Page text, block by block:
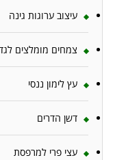
עיצוב ערוגות גינה
צמחים מומלצים
עץ לימון ננסי
דשן הדרים
עצי פרי למרפסת